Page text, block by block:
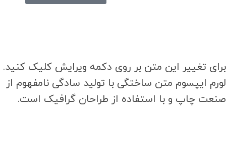
برای تغییر این متن بر روی دکمه ویرایش کلیک کنید.
لورم ایپسوم متن ساختگی با تولید سادگی نامفهوم از
صنعت چاپ و با استفاده از طراحان گرافیک است.